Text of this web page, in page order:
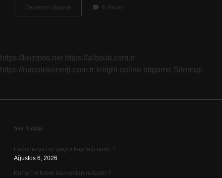
Devamını okuyun
Ailesi
6 Yorum
https://kozmos.net https://albolat.com.tr
https://nanotekenerji.com.tr knight online nttgame Sitemap
Sidebar
Son Yazılar
Endonezya’nın geçim kaynağı nedir ?
Ağustos 6, 2026
Kur’an’ın temel kavramları nelerdir ?